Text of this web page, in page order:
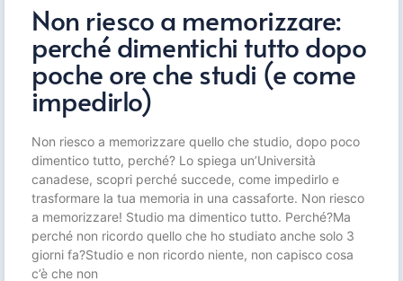
Non riesco a memorizzare:
perché dimentichi tutto dopo
poche ore che studi (e come
impedirlo)
Non riesco a memorizzare quello che studio, dopo poco
dimentico tutto, perché? Lo spiega un’Università
canadese, scopri perché succede, come impedirlo e
trasformare la tua memoria in una cassaforte. Non riesco
a memorizzare! Studio ma dimentico tutto. Perché?Ma
perché non ricordo quello che ho studiato anche solo 3
giorni fa?Studio e non ricordo niente, non capisco cosa
c’è che non